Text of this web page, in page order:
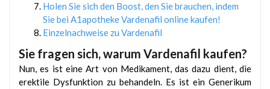
Holen Sie sich den Boost, den Sie brauchen, indem
Sie bei A1apotheke Vardenafil online kaufen!
Einzelnachweise zu Vardenafil
Sie fragen sich, warum Vardenafil kaufen?
Nun, es ist eine Art von Medikament, das dazu dient, die
erektile Dysfunktion zu behandeln. Es ist ein Generikum